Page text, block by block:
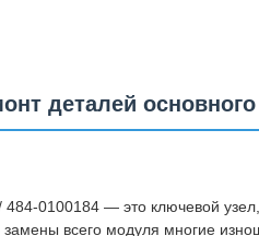
деталей
0100184 — это ключевой
всего модуля многие